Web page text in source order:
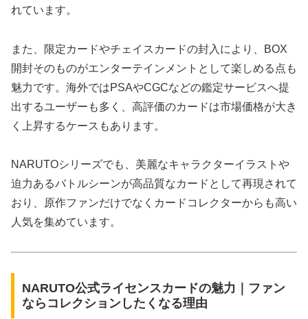
れています。
また、限定カードやチェイスカードの封入により、BOX
開封そのものがエンターテインメントとして楽しめる点も
魅力です。海外ではPSAやCGCなどの鑑定サービスへ提
出するユーザーも多く、高評価のカードは市場価格が大き
く上昇するケースもあります。
NARUTOシリーズでも、美麗なキャラクターイラストや
迫力あるバトルシーンが高品質なカードとして再現されて
おり、原作ファンだけでなくカードコレクターからも高い
人気を集めています。
NARUTO公式ライセンスカードの魅力｜ファン
ならコレクションしたくなる理由